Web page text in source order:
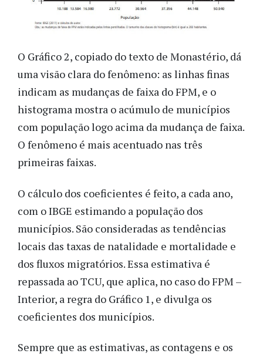
O Gráfico 2, copiado do texto de Monastério, dá
uma visão clara do fenômeno: as linhas finas
indicam as mudanças de faixa do FPM, e o
histograma mostra o acúmulo de municípios
com população logo acima da mudança de faixa.
O fenômeno é mais acentuado nas três
primeiras faixas.
O cálculo dos coeficientes é feito, a cada ano,
com o IBGE estimando a população dos
municípios. São consideradas as tendências
locais das taxas de natalidade e mortalidade e
dos fluxos migratórios. Essa estimativa é
repassada ao TCU, que aplica, no caso do FPM –
Interior, a regra do Gráfico 1, e divulga os
coeficientes dos municípios.
Sempre que as estimativas, as contagens e os